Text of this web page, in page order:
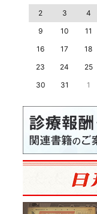
2
3 4
9
10 11
16
17 18
23
24 25
30
31 1